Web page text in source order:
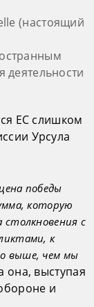
(настоящий
деятельности
ЕС слишком
Урсула
победы
которую
с
к
выше, чем мы
она, выступая
и